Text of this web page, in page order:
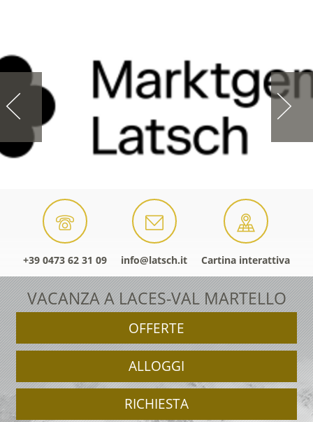
+39 0473 62 31 09 info@latsch.it Cartina interattiva
VACANZA A LACES-VAL MARTELLO
OFFERTE
ALLOGGI
RICHIESTA